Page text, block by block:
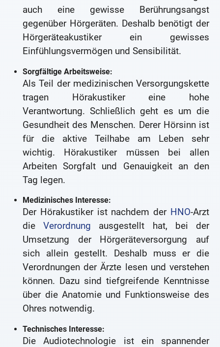
auch eine gewisse Berührungsangst
gegenüber Hörgeräten. Deshalb benötigt der
Hörgeräteakustiker ein gewisses
Einfühlungsvermögen und Sensibilität.
Sorgfältige Arbeitsweise:
Als Teil der medizinischen Versorgungskette
tragen Hörakustiker eine hohe
Verantwortung. Schließlich geht es um die
Gesundheit des Menschen. Derer Hörsinn ist
für die aktive Teilhabe am Leben sehr
wichtig. Hörakustiker müssen bei allen
Arbeiten Sorgfalt und Genauigkeit an den
Tag legen.
Medizinisches Interesse:
Der Hörakustiker ist nachdem der HNO-Arzt
dieVerordnung ausgestellt hat, bei der
Umsetzung der Hörgeräteversorgung auf
sich allein gestellt. Deshalb muss er die
Verordnungen der Ärzte lesen und verstehen
können. Dazu sind tiefgreifende Kenntnisse
über die Anatomie und Funktionsweise des
Ohres notwendig.
Technisches Interesse:
Die Audiotechnologie ist ein spannender